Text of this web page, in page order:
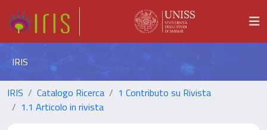
IRIS
IRIS Catalogo Ricerca
1 Contributo su Rivista
1.1 Articolo in rivista